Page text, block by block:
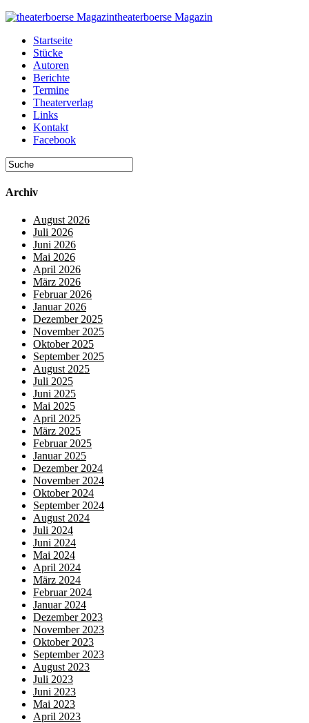
theaterboerse Magazin
Startseite
Stücke
Autoren
Berichte
Termine
Theaterverlag
Links
Kontakt
Facebook
Archiv
August 2026
Juli 2026
Juni 2026
Mai 2026
April 2026
März 2026
Februar 2026
Januar 2026
Dezember 2025
November 2025
Oktober 2025
September 2025
August 2025
Juli 2025
Juni 2025
Mai 2025
April 2025
März 2025
Februar 2025
Januar 2025
Dezember 2024
November 2024
Oktober 2024
September 2024
August 2024
Juli 2024
Juni 2024
Mai 2024
April 2024
März 2024
Februar 2024
Januar 2024
Dezember 2023
November 2023
Oktober 2023
September 2023
August 2023
Juli 2023
Juni 2023
Mai 2023
April 2023